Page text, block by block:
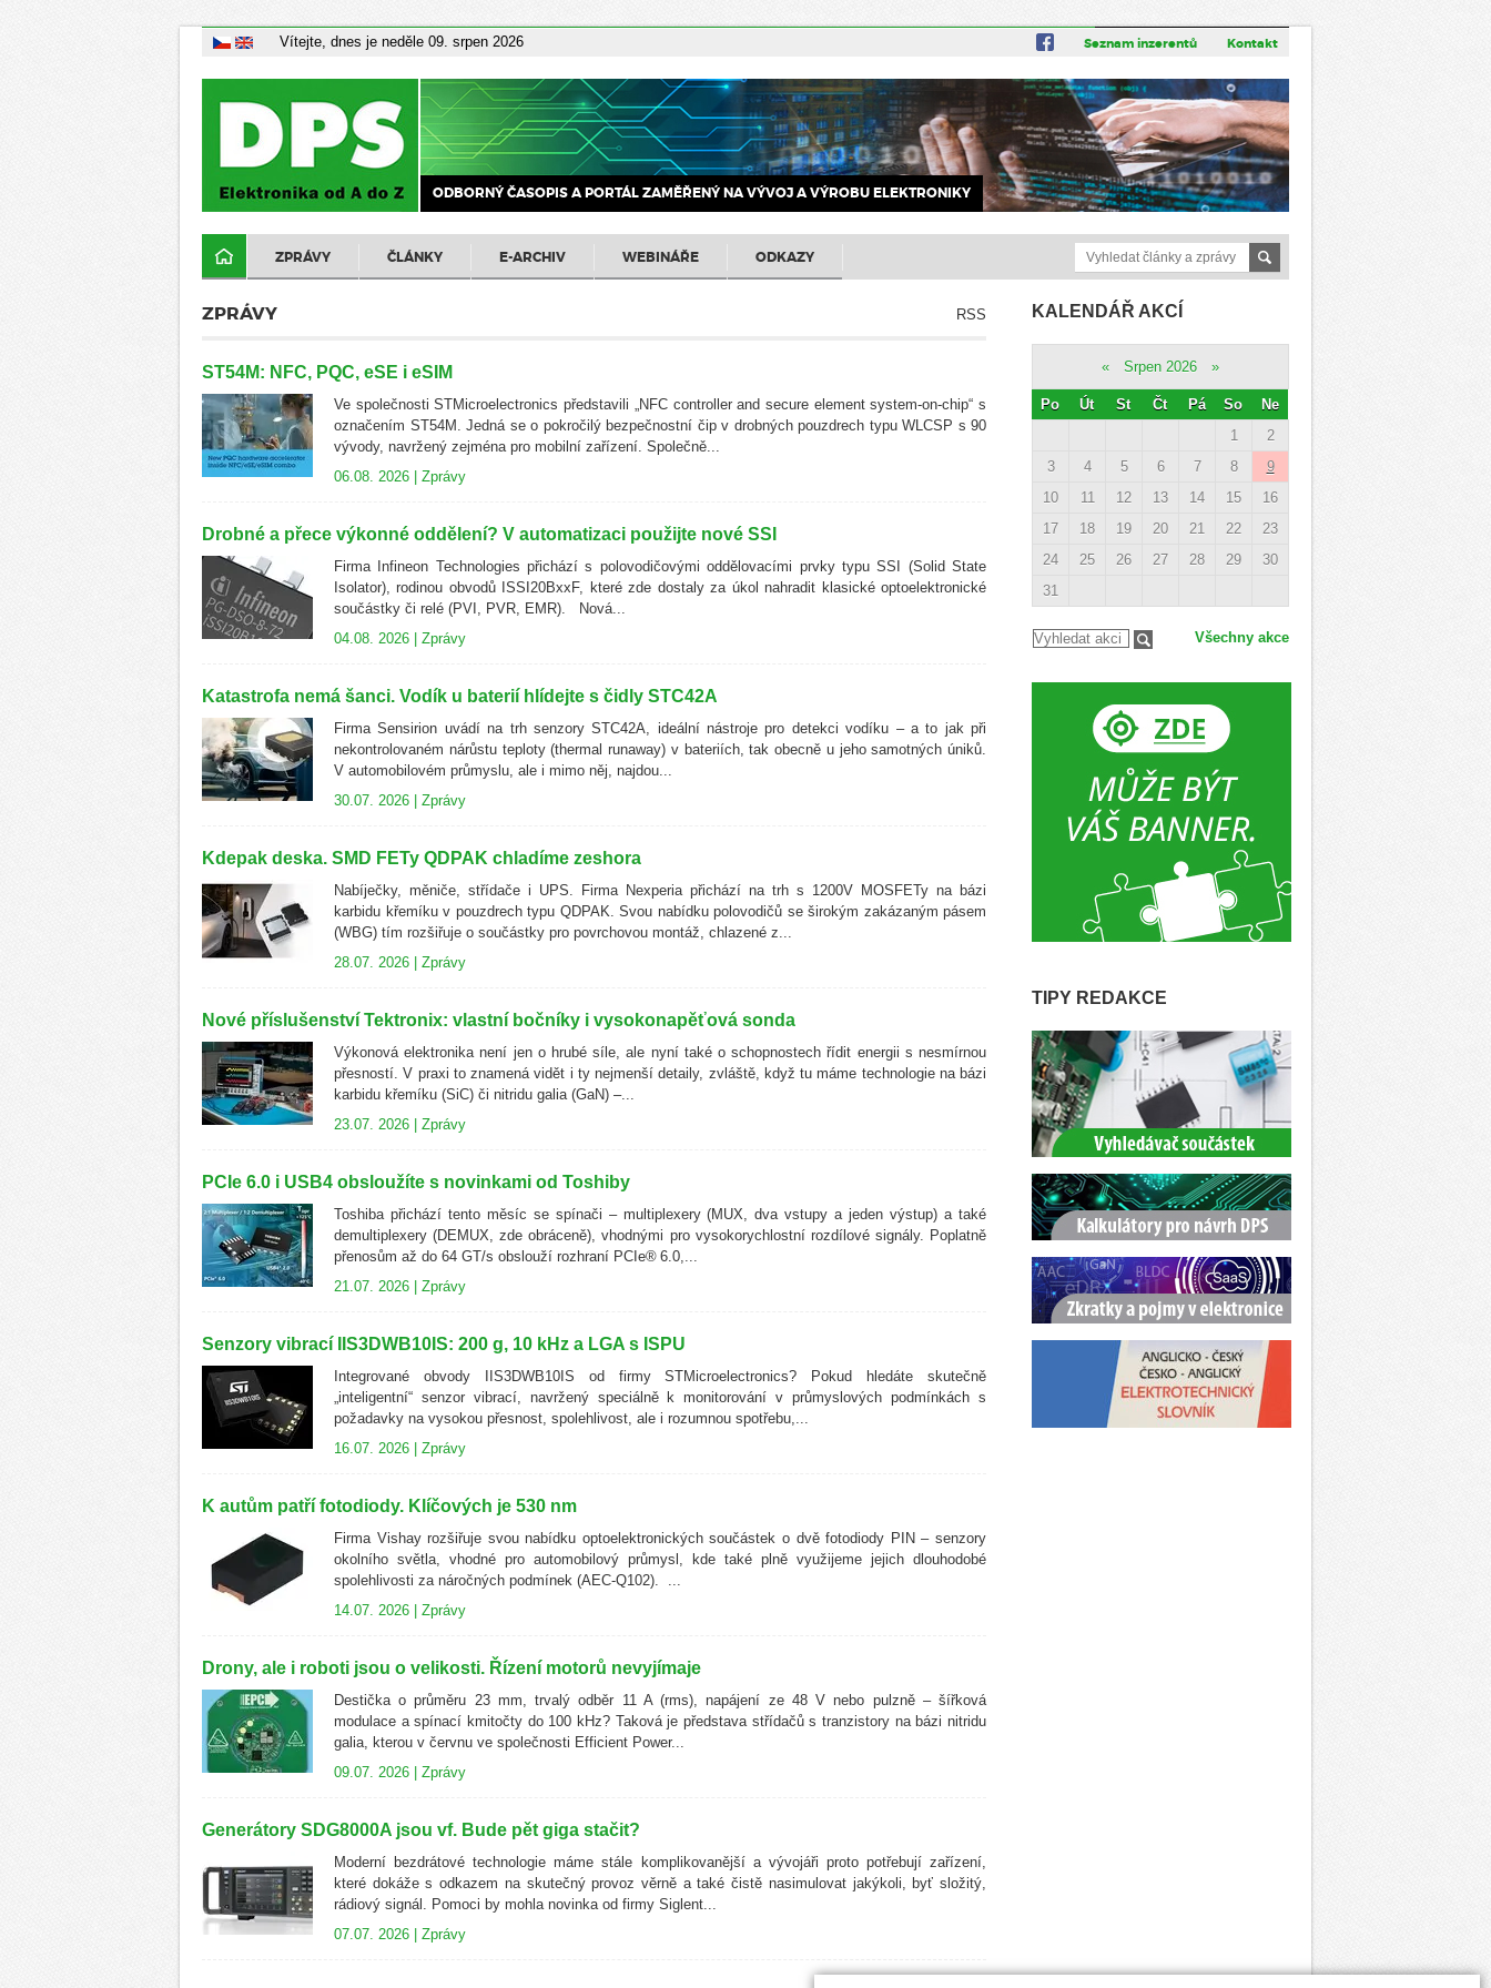
Vítejte, dnes je neděle 09. srpen 2026 Seznam inzerentů Kontakt
ODBORNÝ ČASOPIS A PORTÁL ZAMĚŘENÝ NA VÝVOJ A VÝROBU ELEKTRONIKY
ZPRÁVY ČLÁNKY E-ARCHIV WEBINÁŘE ODKAZY
RSS
ZPRÁVY
ST54M: NFC, PQC, eSE i eSIM
Ve společnosti STMicroelectronics představili „NFC controller and secure element system-on-chip“ s
označením ST54M. Jedná se o pokročilý bezpečnostní čip v drobných pouzdrech typu WLCSP s 90
vývody, navržený zejména pro mobilní zařízení. Společně...
06.08. 2026 | Zprávy
Drobné a přece výkonné oddělení? V automatizaci použijte nové SSI
Firma Infineon Technologies přichází s polovodičovými oddělovacími prvky typu SSI (Solid State
Isolator), rodinou obvodů ISSI20BxxF, které zde dostaly za úkol nahradit klasické optoelektronické
součástky či relé (PVI, PVR, EMR). Nová...
04.08. 2026 | Zprávy
Katastrofa nemá šanci. Vodík u baterií hlídejte s čidly STC42A
Firma Sensirion uvádí na trh senzory STC42A, ideální nástroje pro detekci vodíku – a to jak při
nekontrolovaném nárůstu teploty (thermal runaway) v bateriích, tak obecně u jeho samotných úniků.
V automobilovém průmyslu, ale i mimo něj, najdou...
30.07. 2026 | Zprávy
Kdepak deska. SMD FETy QDPAK chladíme zeshora
Nabíječky, měniče, střídače i UPS. Firma Nexperia přichází na trh s 1200V MOSFETy na bázi
karbidu křemíku v pouzdrech typu QDPAK. Svou nabídku polovodičů se širokým zakázaným pásem
(WBG) tím rozšiřuje o součástky pro povrchovou montáž, chlazené z...
28.07. 2026 | Zprávy
Nové příslušenství Tektronix: vlastní bočníky i vysokonapěťová sonda
Výkonová elektronika není jen o hrubé síle, ale nyní také o schopnostech řídit energii s nesmírnou
přesností. V praxi to znamená vidět i ty nejmenší detaily, zvláště, když tu máme technologie na bázi
karbidu křemíku (SiC) či nitridu galia (GaN) –...
23.07. 2026 | Zprávy
PCIe 6.0 i USB4 obsloužíte s novinkami od Toshiby
Toshiba přichází tento měsíc se spínači – multiplexery (MUX, dva vstupy a jeden výstup) a také
demultiplexery (DEMUX, zde obráceně), vhodnými pro vysokorychlostní rozdílové signály. Poplatně
přenosům až do 64 GT/s obslouží rozhraní PCIe® 6.0,...
21.07. 2026 | Zprávy
Senzory vibrací IIS3DWB10IS: 200 g, 10 kHz a LGA s ISPU
Integrované obvody IIS3DWB10IS od firmy STMicroelectronics? Pokud hledáte skutečně
„inteligentní“ senzor vibrací, navržený speciálně k monitorování v průmyslových podmínkách s
požadavky na vysokou přesnost, spolehlivost, ale i rozumnou spotřebu,...
16.07. 2026 | Zprávy
K autům patří fotodiody. Klíčových je 530 nm
Firma Vishay rozšiřuje svou nabídku optoelektronických součástek o dvě fotodiody PIN – senzory
okolního světla, vhodné pro automobilový průmysl, kde také plně využijeme jejich dlouhodobé
spolehlivosti za náročných podmínek (AEC-Q102). ...
14.07. 2026 | Zprávy
Drony, ale i roboti jsou o velikosti. Řízení motorů nevyjímaje
Destička o průměru 23 mm, trvalý odběr 11 A (rms), napájení ze 48 V nebo pulzně – šířková
modulace a spínací kmitočty do 100 kHz? Taková je představa střídačů s tranzistory na bázi nitridu
galia, kterou v červnu ve společnosti Efficient Power...
09.07. 2026 | Zprávy
Generátory SDG8000A jsou vf. Bude pět giga stačit?
Moderní bezdrátové technologie máme stále komplikovanější a vývojáři proto potřebují zařízení,
které dokáže s odkazem na skutečný provoz věrně a také čistě nasimulovat jakýkoli, byť složitý,
rádiový signál. Pomoci by mohla novinka od firmy Siglent...
07.07. 2026 | Zprávy
KALENDÁŘ AKCÍ
« Srpen 2026 »
Po Út St Čt Pá So
Ne
1
2
3
4 5 6 7 8
9
10
11 12 13 14 15
16
17
18 19 20 21 22
23
24
25 26 27 28 29
30
31
Všechny akce
TIPY REDAKCE